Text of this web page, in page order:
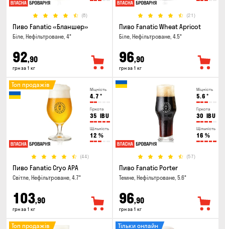
(8)
Пиво Fanatic «Бланшер»
Біле, Нефільтроване, 4°
92,90
грн за 1 кг
(21)
Пиво Fanatic Wheat Apricot
Біле, Нефільтроване, 4.5°
96,90
грн за 1 кг
Міцність
4.7 °
Гіркота
35 IBU
Щільність
12 %
(44)
Топ продажів
Пиво Fanatic Cryo APA
Світле, Нефільтроване, 4.7°
103,90
грн за 1 кг
Міцність
5.6 °
Гіркота
30 IBU
Щільність
16 %
(57)
Пиво Fanatic Porter
Темне, Нефільтроване, 5.6°
96,90
грн за 1 кг
Топ продажів Тільки онлайн